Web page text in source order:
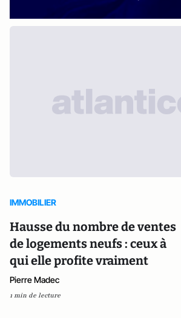
IMMOBILIER
Hausse du nombre de ventes
de logements neufs : ceux à
qui elle profite vraiment
Pierre Madec
1 min de lecture